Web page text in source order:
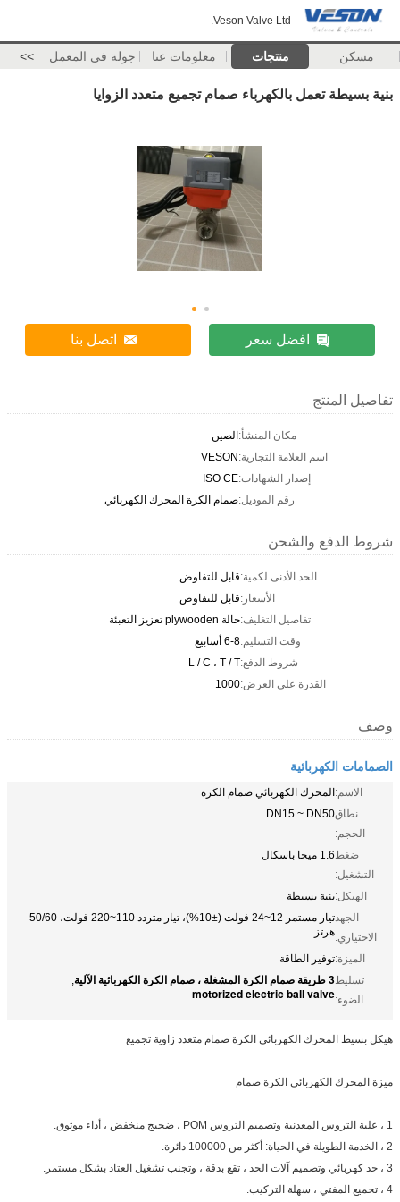
Veson Valve Ltd.
مسكن منتجات معلومات عنا جولة في المعمل >>
بنية بسيطة تعمل بالكهرباء صمام تجميع متعدد الزوايا
افضل سعر اتصل بنا
تفاصيل المنتج
مكان المنشأ:الصين
اسم العلامة التجارية:VESON
إصدار الشهادات:ISO CE
رقم الموديل:صمام الكرة المحرك الكهربائي
شروط الدفع والشحن
الحد الأدنى لكمية:قابل للتفاوض
الأسعار:قابل للتفاوض
تفاصيل التغليف:حالة plywooden تعزيز التعبئة
وقت التسليم:6-8 أسابيع
شروط الدفع:L / C ، T / T
القدرة على العرض:1000
وصف
الصمامات الكهربائية
الاسم:المحرك الكهربائي صمام الكرة
نطاق
الحجم:
DN15 ~ DN50
ضغط
التشغيل:
1.6 ميجا باسكال
الهيكل:بنية بسيطة
الجهد
الاختياري:
تيار مستمر 12~24 فولت (±10%)، تيار متردد 110~220 فولت، 50/60
هرتز
الميزة:توفير الطاقة
تسليط
الضوء:
3 طريقة صمام الكرة المشغلة ، صمام الكرة الكهربائية الآلية ,
motorized electric ball valve
هيكل بسيط المحرك الكهربائي الكرة صمام متعدد زاوية تجميع
ميزة المحرك الكهربائي الكرة صمام
1 ، علبة التروس المعدنية وتصميم التروس POM ، ضجيج منخفض ، أداء موثوق.
2 ، الخدمة الطويلة في الحياة: أكثر من 100000 دائرة.
3 ، حد كهربائي وتصميم آلات الحد ، تقع بدقة ، وتجنب تشغيل العتاد بشكل مستمر.
4 ، تجميع المفتي ، سهلة التركيب.